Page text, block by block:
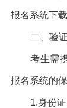
报名系统下
二、验
考生需
报名系统的保
1.身份证